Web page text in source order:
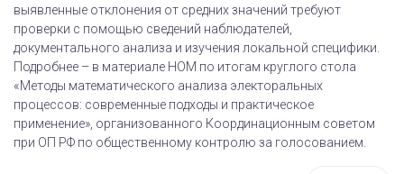
выявленные отклонения от средних значений требуют
проверки с помощью сведений наблюдателей,
документального анализа и изучения локальной специфики.
Подробнее – в материале НОМ по итогам круглого стола
«Методы математического анализа электоральных
процессов: современные подходы и практическое
применение», организованного Координационным советом
при ОП РФ по общественному контролю за голосованием.